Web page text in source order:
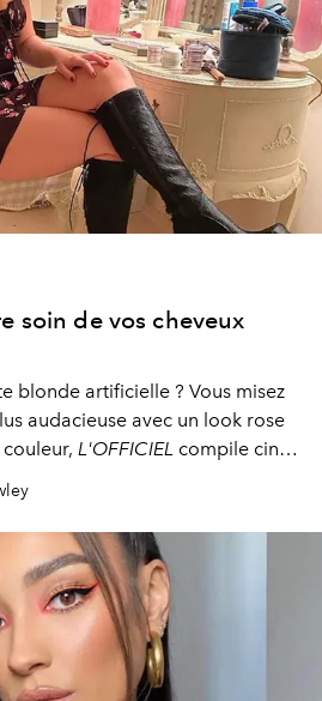
soin de vos cheveux
blonde artificielle ? Vous misez
audacieuse avec un look rose
L'OFFICIEL compile cinq